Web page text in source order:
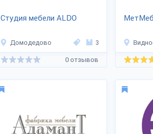
Студия мебели ALDO
Домодедово 3
0 отзывов